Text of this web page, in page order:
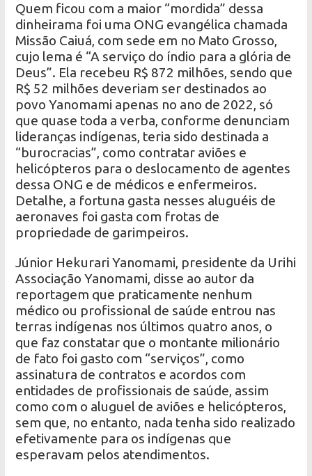
Quem ficou com a maior “mordida” dessa
dinheirama foi uma ONG evangélica chamada
Missão Caiuá, com sede em no Mato Grosso,
cujo lema é “A serviço do índio para a glória de
Deus”. Ela recebeu R$ 872 milhões, sendo que
R$ 52 milhões deveriam ser destinados ao
povo Yanomami apenas no ano de 2022, só
que quase toda a verba, conforme denunciam
lideranças indígenas, teria sido destinada a
“burocracias”, como contratar aviões e
helicópteros para o deslocamento de agentes
dessa ONG e de médicos e enfermeiros.
Detalhe, a fortuna gasta nesses aluguéis de
aeronaves foi gasta com frotas de
propriedade de garimpeiros.
Júnior Hekurari Yanomami, presidente da Urihi
Associação Yanomami, disse ao autor da
reportagem que praticamente nenhum
médico ou profissional de saúde entrou nas
terras indígenas nos últimos quatro anos, o
que faz constatar que o montante milionário
de fato foi gasto com “serviços”, como
assinatura de contratos e acordos com
entidades de profissionais de saúde, assim
como com o aluguel de aviões e helicópteros,
sem que, no entanto, nada tenha sido realizado
efetivamente para os indígenas que
esperavam pelos atendimentos.